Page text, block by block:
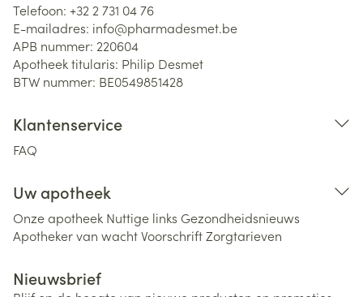
Telefoon: +32 2 731 04 76
E-mailadres: info@pharmadesmet.be
APB nummer: 220604
Apotheek titularis: Philip Desmet
BTW nummer: BE0549851428
Klantenservice
FAQ
Uw apotheek
Onze apotheek Nuttige links Gezondheidsnieuws
Apotheker van wachtVoorschriftZorgtarieven
Nieuwsbrief